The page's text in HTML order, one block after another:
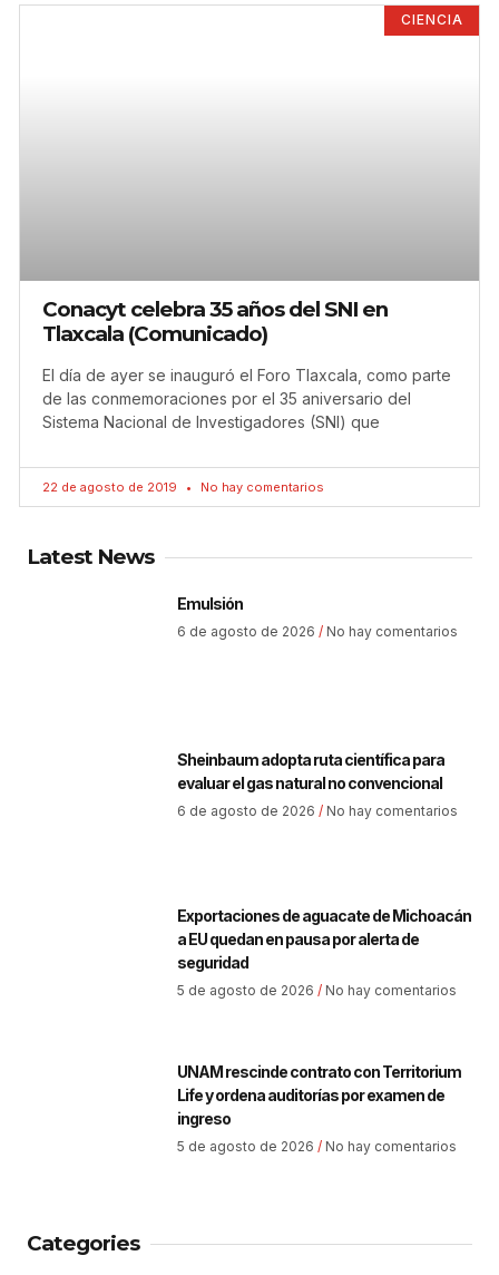
CIENCIA
Conacyt celebra 35 años del SNI en
Tlaxcala (Comunicado)
El día de ayer se inauguró el Foro Tlaxcala, como parte
de las conmemoraciones por el 35 aniversario del
Sistema Nacional de Investigadores (SNI) que
22 de agosto de 2019 No hay comentarios
Latest News
Emulsión
6 de agosto de 2026 No hay comentarios
Sheinbaum adopta ruta científica para
evaluar el gas natural no convencional
6 de agosto de 2026 No hay comentarios
Exportaciones de aguacate de Michoacán
a EU quedan en pausa por alerta de
seguridad
5 de agosto de 2026 No hay comentarios
UNAM rescinde contrato con Territorium
Life y ordena auditorías por examen de
ingreso
5 de agosto de 2026 No hay comentarios
Categories